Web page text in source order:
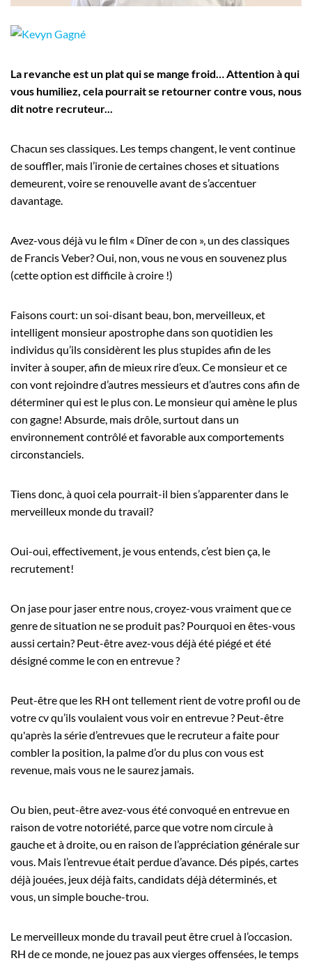
Employeurs
Publiez une offre d'emploi
La revanche est un plat qui se mange froid… Attention à qui
vous humiliez, cela pourrait se retourner contre vous, nous
dit notre recruteur...
Chacun ses classiques. Les temps changent, le vent continue
de souffler, mais l’ironie de certaines choses et situations
demeurent, voire se renouvelle avant de s’accentuer
davantage.
Avez-vous déjà vu le film « Dîner de con », un des classiques
de Francis Veber? Oui, non, vous ne vous en souvenez plus
(cette option est difficile à croire !)
Faisons court: un soi-disant beau, bon, merveilleux, et
intelligent monsieur apostrophe dans son quotidien les
individus qu’ils considèrent les plus stupides afin de les
inviter à souper, afin de mieux rire d’eux. Ce monsieur et ce
con vont rejoindre d’autres messieurs et d’autres cons afin de
déterminer qui est le plus con. Le monsieur qui amène le plus
con gagne! Absurde, mais drôle, surtout dans un
environnement contrôlé et favorable aux comportements
circonstanciels.
Tiens donc, à quoi cela pourrait-il bien s’apparenter dans le
merveilleux monde du travail?
Oui-oui, effectivement, je vous entends, c’est bien ça, le
recrutement!
On jase pour jaser entre nous, croyez-vous vraiment que ce
genre de situation ne se produit pas? Pourquoi en êtes-vous
aussi certain? Peut-être avez-vous déjà été piégé et été
désigné comme le con en entrevue ?
Peut-être que les RH ont tellement rient de votre profil ou de
votre cv qu’ils voulaient vous voir en entrevue ? Peut-être
qu'après la série d’entrevues que le recruteur a faite pour
combler la position, la palme d’or du plus con vous est
revenue, mais vous ne le saurez jamais.
Ou bien, peut-être avez-vous été convoqué en entrevue en
raison de votre notoriété, parce que votre nom circule à
gauche et à droite, ou en raison de l’appréciation générale sur
vous. Mais l’entrevue était perdue d’avance. Dés pipés, cartes
déjà jouées, jeux déjà faits, candidats déjà déterminés, et
vous, un simple bouche-trou.
Le merveilleux monde du travail peut être cruel à l’occasion.
RH de ce monde, ne jouez pas aux vierges offensées, le temps